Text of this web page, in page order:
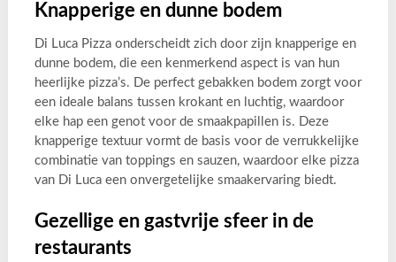
Knapperige en dunne bodem
Di Luca Pizza onderscheidt zich door zijn knapperige en
dunne bodem, die een kenmerkend aspect is van hun
heerlijke pizza’s. De perfect gebakken bodem zorgt voor
een ideale balans tussen krokant en luchtig, waardoor
elke hap een genot voor de smaakpapillen is. Deze
knapperige textuur vormt de basis voor de verrukkelijke
combinatie van toppings en sauzen, waardoor elke pizza
van Di Luca een onvergetelijke smaakervaring biedt.
Gezellige en gastvrije sfeer in de
restaurants